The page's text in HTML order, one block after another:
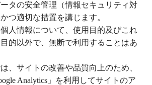
タの安全管理（情報セキュリティ対
つ適切な措置を講じます。
人情報について、使用目的及びこれ
的以外で、無断で利用することはあ
、サイトの改善や品質向上のため、
Analytics」を利用してサイトのア